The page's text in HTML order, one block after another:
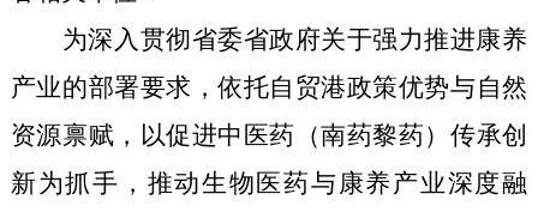
为深入贯彻省委省政府关于强力推进康养
产业的部署要求 ，依托自贸港政策优势与自然
资源禀赋，以促进中医药（南药黎药）传承创
新为抓手，推动生物医药与康养产业深度融